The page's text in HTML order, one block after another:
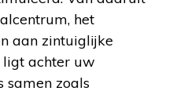
het
aan zintuiglijke
ligt achter uw
samen zoals